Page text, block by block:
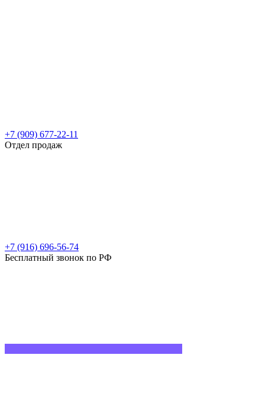
+7 (909) 677-22-11
Отдел продаж
+7 (916) 696-56-74
Бесплатный звонок по РФ